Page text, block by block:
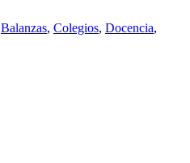
Balanzas, Colegios, Docencia,